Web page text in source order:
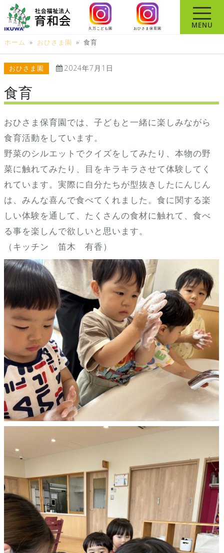
ン
テ
ン
キ
プ
久万こども園 おひさま保育園
MENU
ホーム » おひさま園 » 食育
おひさま園 2024年7月1日
食育
おひさま保育園では、子どもと一緒に楽しみながら
食育活動をしています。
野菜のシルエットでクイズをしてみたり、本物の野
菜に触れてみたり、目をキラキラさせて体験してく
れています。実際に自分たちが型抜きしたにんじん
は、みんな喜んで食べてくれました。食に関する楽
しい体験を通して、たくさんの食材に触れて、食べ
る事を楽しんで欲しいと思います。
（キッチン 笛木 有香）